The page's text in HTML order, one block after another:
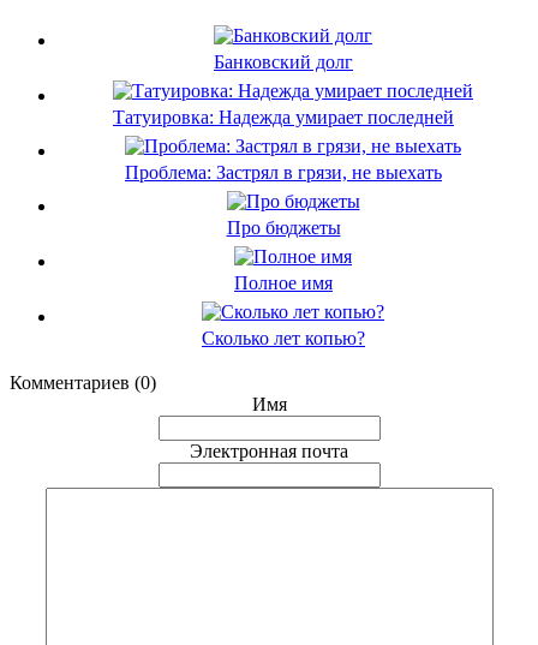
Банковский долг
Татуировка: Надежда умирает последней
Проблема: Застрял в грязи, не выехать
Про бюджеты
Полное имя
Сколько лет копью?
Комментариев (0)
Имя
Электронная почта